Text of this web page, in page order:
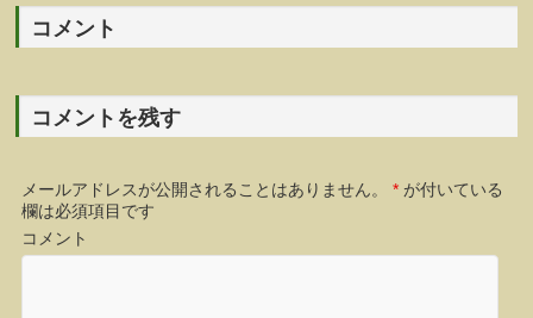
コメント
コメントを残す
メールアドレスが公開されることはありません。 * が付いている
欄は必須項目です
コメント